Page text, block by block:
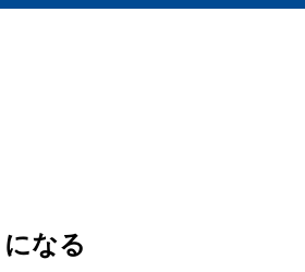
なる